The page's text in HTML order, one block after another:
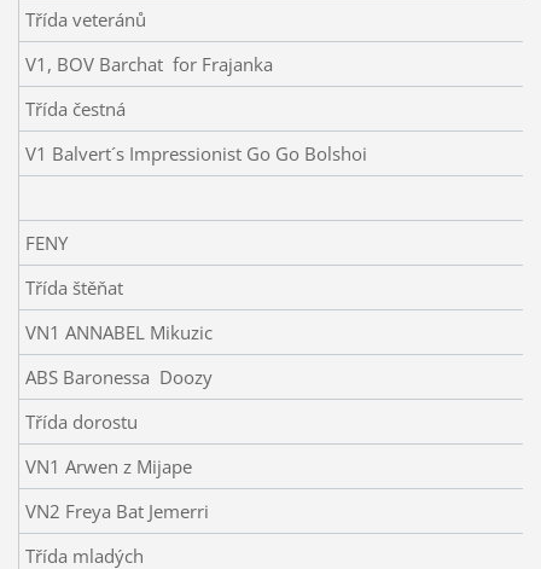
Třída veteránů
V1, BOV Barchat for Frajanka
Třída čestná
V1 Balvert´s Impressionist Go Go Bolshoi
FENY
Třída štěňat
VN1 ANNABEL Mikuzic
ABS Baronessa Doozy
Třída dorostu
VN1 Arwen z Mijape
VN2 Freya Bat Jemerri
Třída mladých